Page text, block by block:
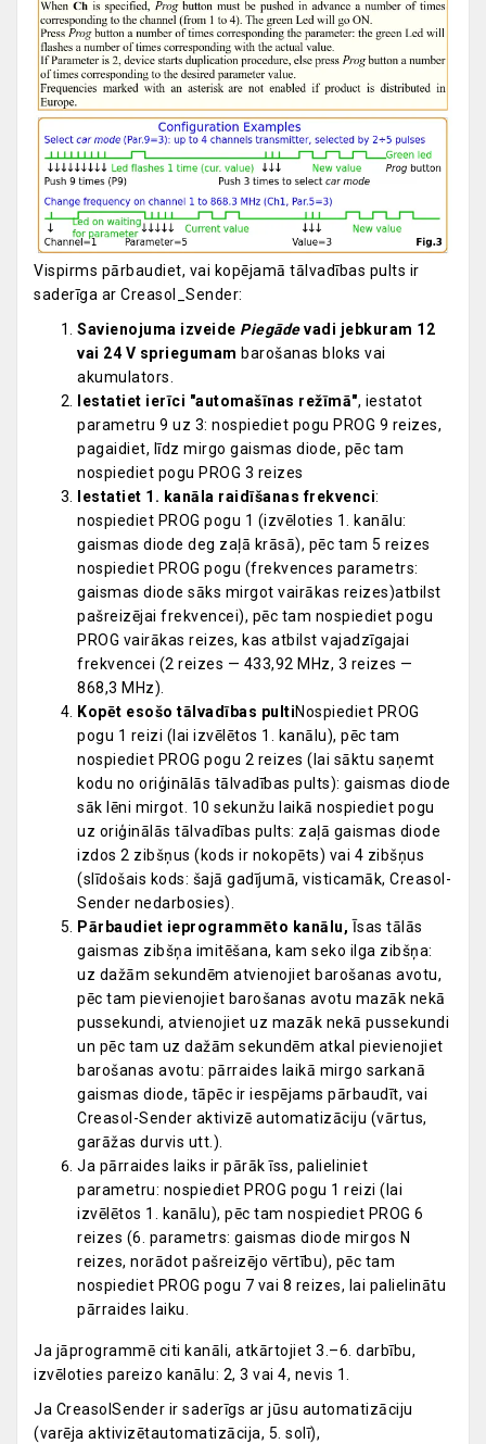
Vispirms pārbaudiet, vai kopējamā tālvadības pults ir
saderīga ar Creasol_Sender:
Savienojuma izveide Piegādevadi jebkuram 12
vai 24 V spriegumam barošanas bloks vai
akumulators.
Iestatiet ierīci "automašīnas režīmā", iestatot
parametru 9 uz 3: nospiediet pogu PROG 9 reizes,
pagaidiet, līdz mirgo gaismas diode, pēc tam
nospiediet pogu PROG 3 reizes
Iestatiet 1. kanāla raidīšanas frekvenci:
nospiediet PROG pogu 1 (izvēloties 1. kanālu:
gaismas diode deg zaļā krāsā), pēc tam 5 reizes
nospiediet PROG pogu (frekvences parametrs:
gaismas diode sāks mirgot vairākas reizes)atbilst
pašreizējai frekvencei), pēc tam nospiediet pogu
PROG vairākas reizes, kas atbilst vajadzīgajai
frekvencei (2 reizes — 433,92 MHz, 3 reizes —
868,3 MHz).
Kopēt esošo tālvadības pultiNospiediet PROG
pogu 1 reizi (lai izvēlētos 1. kanālu), pēc tam
nospiediet PROG pogu 2 reizes (lai sāktu saņemt
kodu no oriģinālās tālvadības pults): gaismas diode
sāk lēni mirgot. 10 sekunžu laikā nospiediet pogu
uz oriģinālās tālvadības pults: zaļā gaismas diode
izdos 2 zibšņus (kods ir nokopēts) vai 4 zibšņus
(slīdošais kods: šajā gadījumā, visticamāk, Creasol-
Sender nedarbosies).
Pārbaudiet ieprogrammēto kanālu, Īsas tālās
gaismas zibšņa imitēšana, kam seko ilga zibšņa:
uz dažām sekundēm atvienojiet barošanas avotu,
pēc tam pievienojiet barošanas avotu mazāk nekā
pussekundi, atvienojiet uz mazāk nekā pussekundi
un pēc tam uz dažām sekundēm atkal pievienojiet
barošanas avotu: pārraides laikā mirgo sarkanā
gaismas diode, tāpēc ir iespējams pārbaudīt, vai
Creasol-Sender aktivizē automatizāciju (vārtus,
garāžas durvis utt.).
Ja pārraides laiks ir pārāk īss, palieliniet
parametru: nospiediet PROG pogu 1 reizi (lai
izvēlētos 1. kanālu), pēc tam nospiediet PROG 6
reizes (6. parametrs: gaismas diode mirgos N
reizes, norādot pašreizējo vērtību), pēc tam
nospiediet PROG pogu 7 vai 8 reizes, lai palielinātu
pārraides laiku.
Ja jāprogrammē citi kanāli, atkārtojiet 3.–6. darbību,
izvēloties pareizo kanālu: 2, 3 vai 4, nevis 1.
Ja CreasolSender ir saderīgs ar jūsu automatizāciju
(varēja aktivizētautomatizācija, 5. solī),